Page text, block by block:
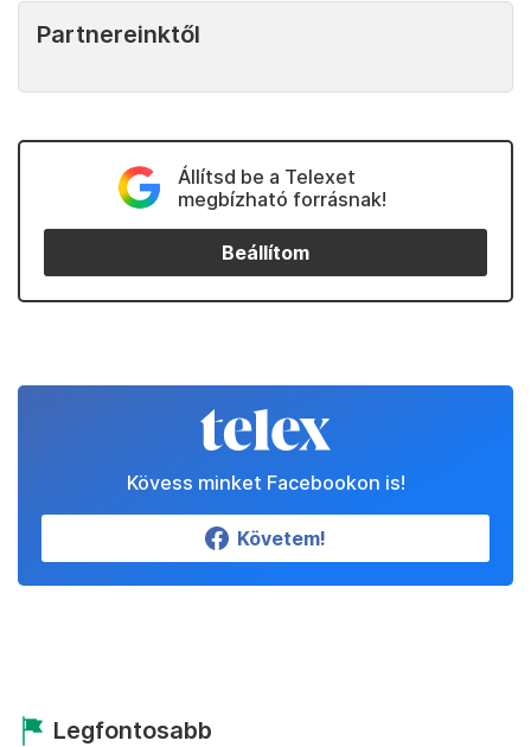
Partnereinktől
Állítsd be a Telexet
megbízható forrásnak!
Beállítom
Kövess minket Facebookon is!
Követem!
Legfontosabb